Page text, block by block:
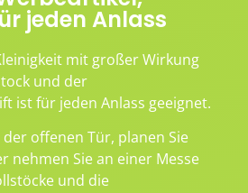
jeden Anlass
mit großer Wirkung
und der
ist für jeden Anlass geeignet.
der offenen Tür, planen Sie
nehmen Sie an einer Messe
und die